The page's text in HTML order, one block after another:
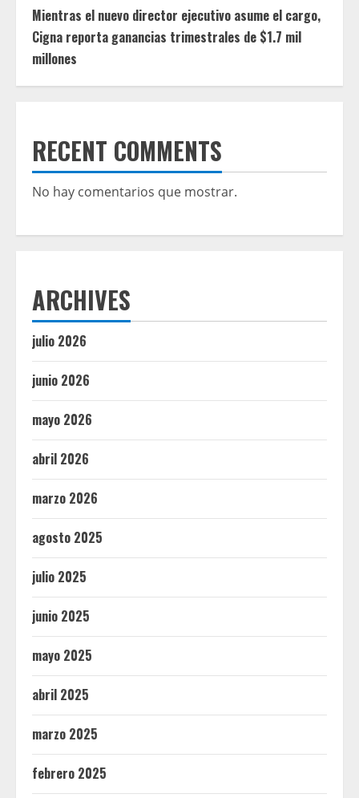
Mientras el nuevo director ejecutivo asume el cargo,
Cigna reporta ganancias trimestrales de $1.7 mil
millones
RECENT COMMENTS
No hay comentarios que mostrar.
ARCHIVES
julio 2026
junio 2026
mayo 2026
abril 2026
marzo 2026
agosto 2025
julio 2025
junio 2025
mayo 2025
abril 2025
marzo 2025
febrero 2025